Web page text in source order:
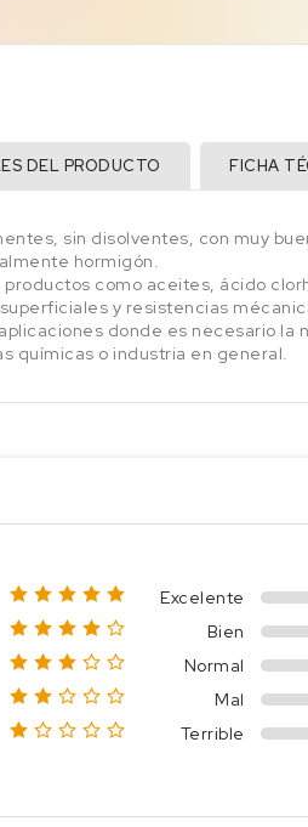
DEL PRODUCTO FICHA
sin disolventes, con muy
hormigón.
como aceites, ácido
y resistencias
donde es necesario
químicas o industria en general.
Excelente
Bien
Normal
Mal
Terrible